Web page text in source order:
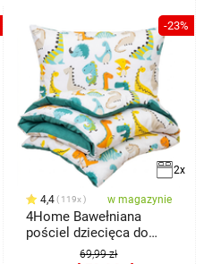
-23%
2x
4,4 119x w magazynie
4Home Bawełniana
pościel dziecięca do
69,99 zł